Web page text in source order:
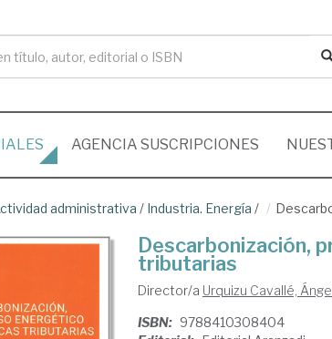
AGENCIA SUSCRIPCIONES
administrativa / Industria. Energía /
Descarbonización,
tributarias
Director/a Urquizu Cavallé,
ISBN: 9788410308404